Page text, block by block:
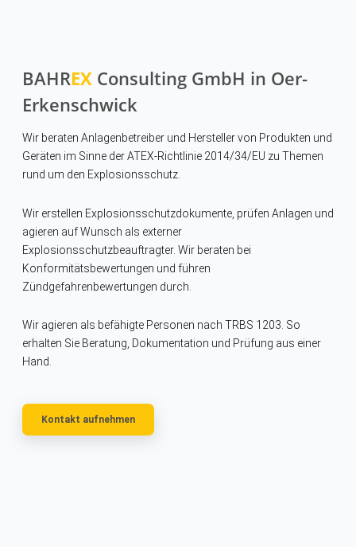
BAHREX Consulting GmbH in Oer-
Erkenschwick
Wir beraten Anlagenbetreiber und Hersteller von Produkten und
Geräten im Sinne der ATEX-Richtlinie 2014/34/EU zu Themen
rund um den Explosionsschutz.
Wir erstellen Explosionsschutzdokumente, prüfen Anlagen und
agieren auf Wunsch als externer
Explosionsschutzbeauftragter. Wir beraten bei
Konformitätsbewertungen und führen
Zündgefahrenbewertungen durch.
Wir agieren als befähigte Personen nach TRBS 1203. So
erhalten Sie Beratung, Dokumentation und Prüfung aus einer
Hand.
Kontakt aufnehmen